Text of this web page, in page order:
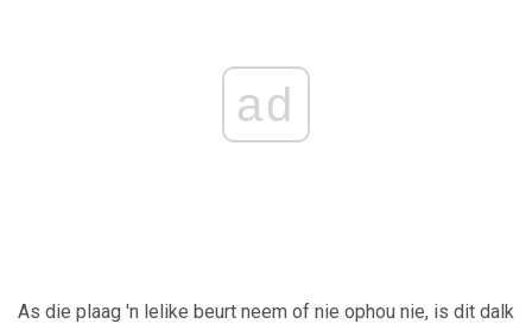
ad
As die plaag 'n lelike beurt neem of nie ophou nie, is dit dalk